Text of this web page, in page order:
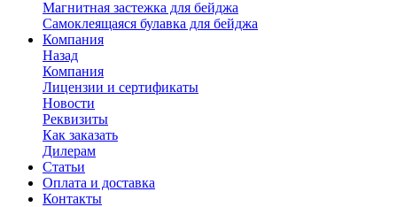
Магнитная застежка для бейджа
Самоклеящаяся булавка для бейджа
Компания
Назад
Компания
Лицензии и сертификаты
Новости
Реквизиты
Как заказать
Дилерам
Статьи
Оплата и доставка
Контакты